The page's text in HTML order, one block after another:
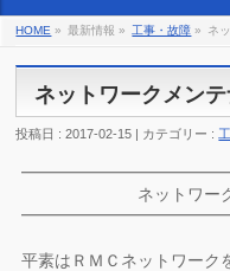
HOME » 最新情報 » 工事・故障 » ネ
ネットワークメン
投稿日 : 2017-02-15 | カテゴリー :
ネットワークメン
平素はＲＭＣネットワーク